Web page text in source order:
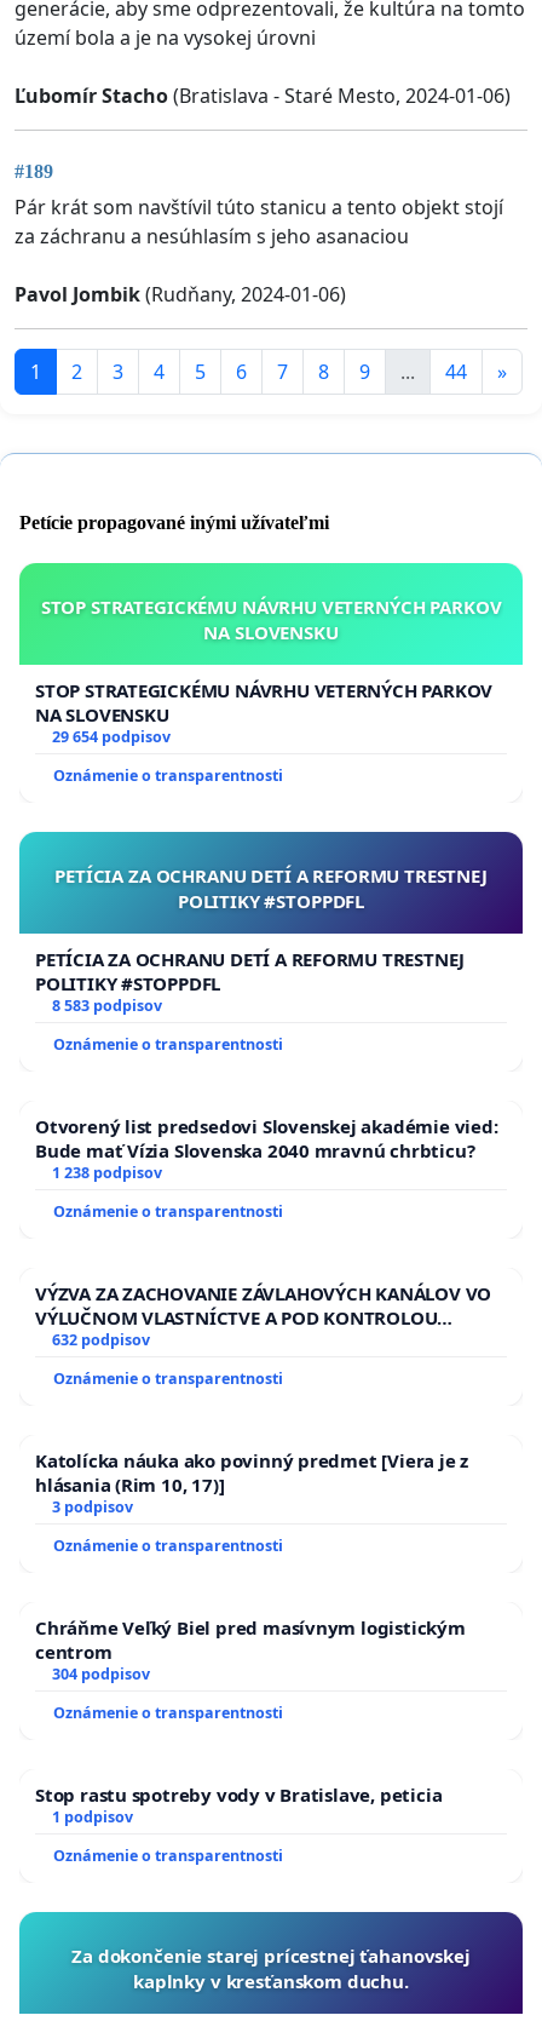
generácie, aby sme odprezentovali, že kultúra na tomto
území bola a je na vysokej úrovni
Ľubomír Stacho(Bratislava - Staré Mesto, 2024-01-06)
#189
Pár krát som navštívil túto stanicu a tento objekt stojí
za záchranu a nesúhlasím s jeho asanaciou
Pavol Jombik(Rudňany, 2024-01-06)
1 2 3 4 5 6 7 8 9 ... 44 »
Petície propagované inými užívateľmi
STOP STRATEGICKÉMU NÁVRHU VETERNÝCH PARKOV
NA SLOVENSKU
STOP STRATEGICKÉMU NÁVRHU VETERNÝCH PARKOV
NA SLOVENSKU
29 654 podpisov
Oznámenie o transparentnosti
PETÍCIA ZA OCHRANU DETÍ A REFORMU TRESTNEJ
POLITIKY #STOPPDFL
PETÍCIA ZA OCHRANU DETÍ A REFORMU TRESTNEJ
POLITIKY #STOPPDFL
8 583 podpisov
Oznámenie o transparentnosti
Otvorený list predsedovi Slovenskej akadémie vied:
Bude mať Vízia Slovenska 2040 mravnú chrbticu?
1 238 podpisov
Oznámenie o transparentnosti
VÝZVA ZA ZACHOVANIE ZÁVLAHOVÝCH KANÁLOV VO
VÝLUČNOM VLASTNÍCTVE A POD KONTROLOU
SLOVENSKEJ REPUBLIKY & žiadosť na riešenie
kanálov na Slovensku
632 podpisov
Oznámenie o transparentnosti
Katolícka náuka ako povinný predmet [Viera je z
hlásania (Rim 10, 17)]
3 podpisov
Oznámenie o transparentnosti
Chráňme Veľký Biel pred masívnym logistickým
centrom
304 podpisov
Oznámenie o transparentnosti
Stop rastu spotreby vody v Bratislave, peticia
1 podpisov
Oznámenie o transparentnosti
Za dokončenie starej prícestnej ťahanovskej
kaplnky v kresťanskom duchu.